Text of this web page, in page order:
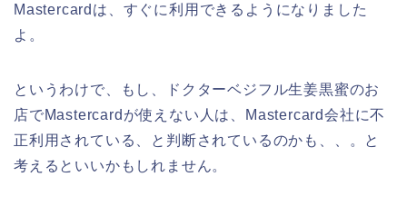
Mastercardは、すぐに利用できるようになりました
よ。
というわけで、もし、ドクターベジフル生姜黒蜜のお
店でMastercardが使えない人は、Mastercard会社に不
正利用されている、と判断されているのかも、、。と
考えるといいかもしれません。